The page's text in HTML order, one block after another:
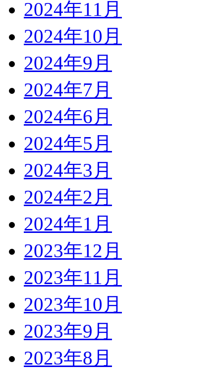
2024年11月
2024年10月
2024年9月
2024年7月
2024年6月
2024年5月
2024年3月
2024年2月
2024年1月
2023年12月
2023年11月
2023年10月
2023年9月
2023年8月